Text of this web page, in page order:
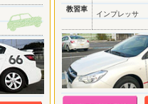
教習車
インプレッサ